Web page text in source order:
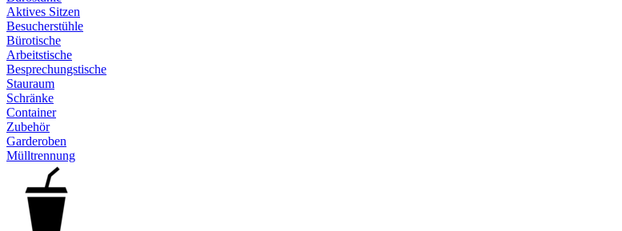
Aktives Sitzen
Besucherstühle
Bürotische
Arbeitstische
Besprechungstische
Stauraum
Schränke
Container
Zubehör
Garderoben
Mülltrennung